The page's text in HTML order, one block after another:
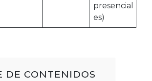
presencial
es)
DE CONTENIDOS